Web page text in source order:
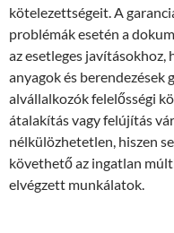
kötelezettségeit. A
problémák esetén a
az esetleges javításokhoz,
anyagok és berendezések
alvállalkozók felelősségi
átalakítás vagy felújítás
nélkülözhetetlen, hiszen
követhető az ingatlan
elvégzett munkálatok.